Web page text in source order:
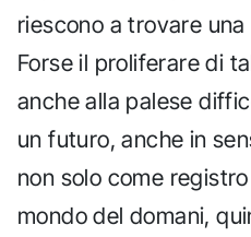
riescono a trovare
Forse il proliferare di
anche alla palese
un futuro, anche in
non solo come
mondo del domani,